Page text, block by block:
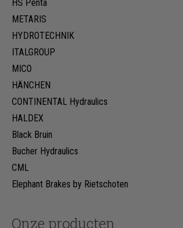
HS Penta
METARIS
HYDROTECHNIK
ITALGROUP
MICO
HÄNCHEN
CONTINENTAL Hydraulics
HALDEX
Black Bruin
Bucher Hydraulics
CML
Elephant Brakes by Rietschoten
Onze producten